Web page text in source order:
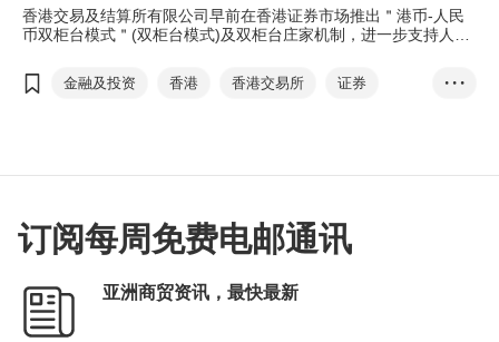
香港交易及结算所有限公司早前在香港证券市场推出＂港币-人民
币双柜台模式＂(双柜台模式)及双柜台庄家机制，进一步支持人民
金融及投资 香港 香港交易所
证券
资金池
• • •
订阅每周免费电邮通讯
亚洲商贸资讯，最快最新